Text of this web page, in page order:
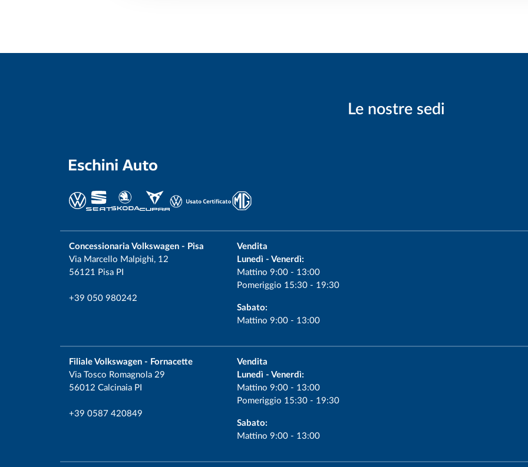
Le nostre sedi
Concessionaria Volkswagen - Pisa
Via Marcello Malpighi, 12
56121 Pisa PI
+39 050 980242
Vendita
Lunedì - Venerdì:
Mattino 9:00 - 13:00
Pomeriggio 15:30 - 19:30
Sabato:
Mattino 9:00 - 13:00
Filiale Volkswagen - Fornacette
Via Tosco Romagnola 29
56012 Calcinaia PI
+39 0587 420849
Vendita
Lunedì - Venerdì:
Mattino 9:00 - 13:00
Pomeriggio 15:30 - 19:30
Sabato:
Mattino 9:00 - 13:00